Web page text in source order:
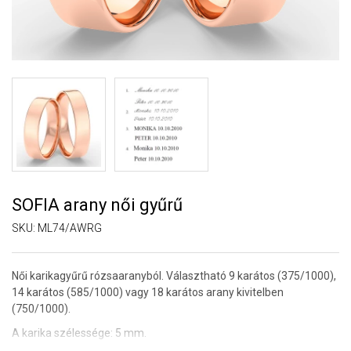
SOFIA arany női gyűrű
SKU: ML74/AWRG
Női karikagyűrű rózsaaranyból. Választható 9 karátos (375/1000),
14 karátos (585/1000) vagy 18 karátos arany kivitelben
(750/1000).
A karika szélessége: 5 mm.